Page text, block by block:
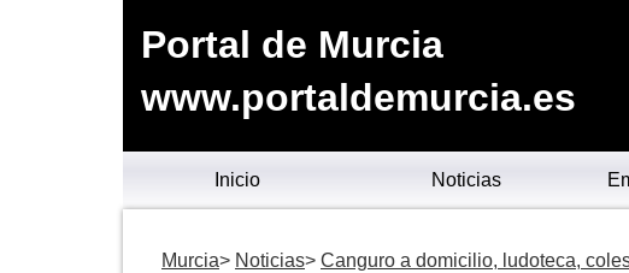
Portal de Murcia
www.portaldemurcia.es
Inicio Noticias
Murcia Noticias
Canguro a domicilio, ludoteca,